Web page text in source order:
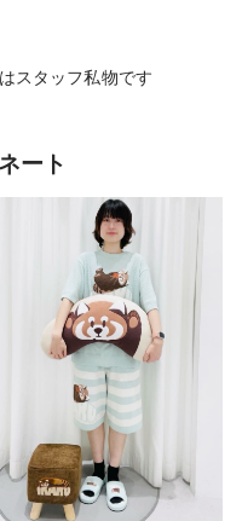
スタッフ私物です
ート